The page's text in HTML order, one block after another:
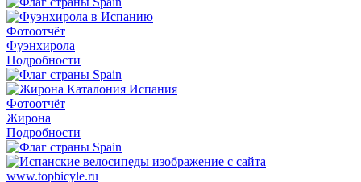
Фотоотчёт
Фуэнхирола
Подробности
Фотоотчёт
Жирона
Подробности